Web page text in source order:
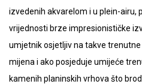
izvedenih akvarelom i u plein-airu,
vrijednosti brze impresionističke
umjetnik osjetljiv na takve
mijena i ako posjeduje umijeće
kamenih planinskih vrhova što